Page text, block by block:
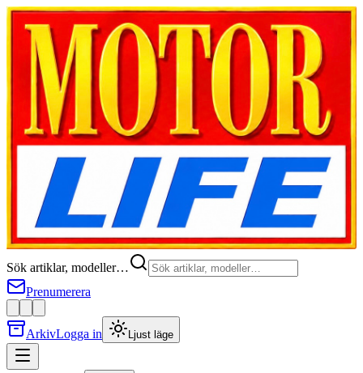
Sök artiklar, modeller…
Prenumerera
ArkivLogga in Ljust läge